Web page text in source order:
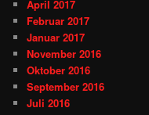
April 2017
Februar 2017
Januar 2017
November 2016
Oktober 2016
September 2016
Juli 2016